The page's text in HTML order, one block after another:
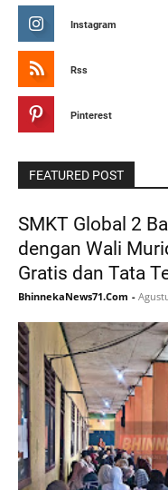
Instagram
Rss
Pinterest
FEATURED POST
SMKT Global 2
dengan Wali
Gratis dan Tata
BhinnekaNews71.Com -